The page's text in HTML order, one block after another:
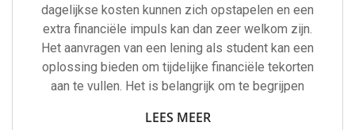
dagelijkse kosten kunnen zich opstapelen en een
extra financiële impuls kan dan zeer welkom zijn.
Het aanvragen van een lening als student kan een
oplossing bieden om tijdelijke financiële tekorten
aan te vullen. Het is belangrijk om te begrijpen
LEES MEER